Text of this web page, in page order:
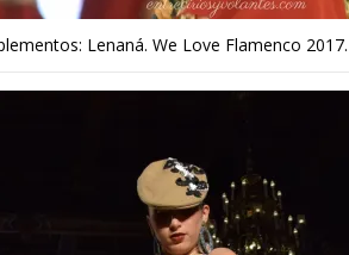
Lenaná. We Love Flamenco